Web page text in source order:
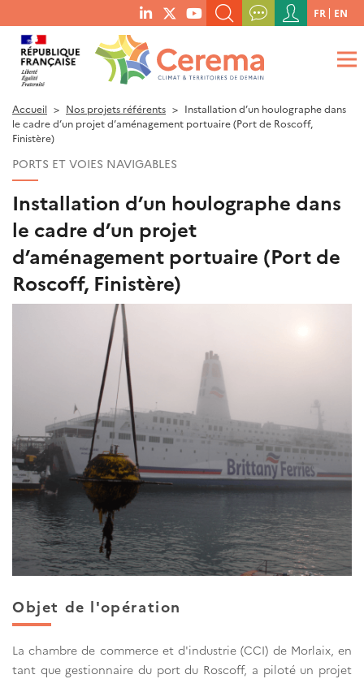
menu
social
links
RECHERCHER UN MOT-CLÉ, UNE PUBLICATION, ETC.
QUE RECHERCHEZ-VOUS ?
Menu
du
compte
de
FR EN
Accueil Nos projets référents
Installation d’un houlographe dans
le cadre d’un projet d’aménagement portuaire (Port de Roscoff,
Finistère)
PORTS ET VOIES NAVIGABLES
Installation d’un houlographe dans
le cadre d’un projet
d’aménagement portuaire (Port de
Roscoff, Finistère)
Objet de l'opération
La chambre de commerce et d'industrie (CCI) de Morlaix, en
tant que gestionnaire du port du Roscoff, a piloté un projet